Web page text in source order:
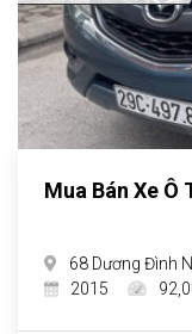
Mua Bán Xe Ô
68 Dương Đình
2015